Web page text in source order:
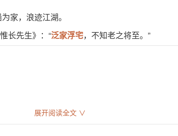
家，浪迹江湖。
长先生》：“泛家浮宅，不知老之将至。”
展开阅读全文 ∨